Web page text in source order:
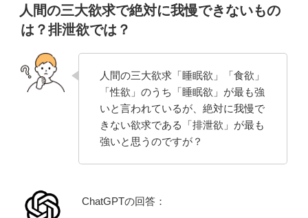
稿
日:
人間の三大欲求で絶対に我慢できないもの
は？排泄欲では？
人間の三大欲求「睡眠欲」「食欲」
「性欲」のうち「睡眠欲」が最も強
いと言われているが、絶対に我慢で
きない欲求である「排泄欲」が最も
強いと思うのですが？
ChatGPTの回答：